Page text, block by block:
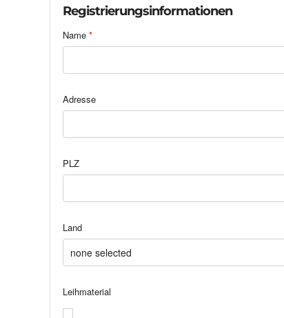
Registrierungsinformationen
Name *
Adresse
PLZ
Land
Leihmaterial